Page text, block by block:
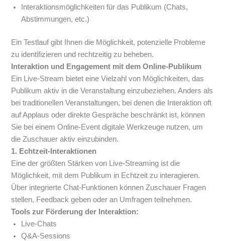
Interaktionsmöglichkeiten für das Publikum (Chats,
Abstimmungen, etc.)
Ein Testlauf gibt Ihnen die Möglichkeit, potenzielle Probleme
zu identifizieren und rechtzeitig zu beheben.
Interaktion und Engagement mit dem Online-Publikum
Ein Live-Stream bietet eine Vielzahl von Möglichkeiten, das
Publikum aktiv in die Veranstaltung einzubeziehen. Anders als
bei traditionellen Veranstaltungen, bei denen die Interaktion oft
auf Applaus oder direkte Gespräche beschränkt ist, können
Sie bei einem Online-Event digitale Werkzeuge nutzen, um
die Zuschauer aktiv einzubinden.
1. Echtzeit-Interaktionen
Eine der größten Stärken von Live-Streaming ist die
Möglichkeit, mit dem Publikum in Echtzeit zu interagieren.
Über integrierte Chat-Funktionen können Zuschauer Fragen
stellen, Feedback geben oder an Umfragen teilnehmen.
Tools zur Förderung der Interaktion:
Live-Chats
Q&A-Sessions